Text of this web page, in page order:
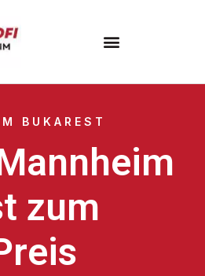
BUKAREST
zum